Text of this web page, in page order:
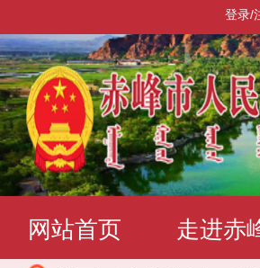
登录/
网站首页 走进赤